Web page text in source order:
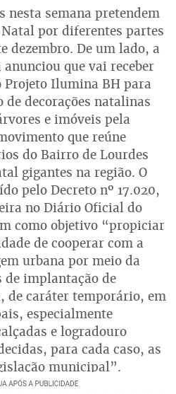
nesta semana pretendem
por diferentes partes
dezembro. De um lado, a
que vai receber
Ilumina BH para
decorações natalinas
e imóveis pela
que reúne
do Bairro de Lourdes
gigantes na região. O
pelo Decreto nº 17.020,
no Diário Oficial do
como objetivo “propiciar
de cooperar com a
urbana por meio da
de implantação de
de caráter temporário, em
especialmente
e logradouro
para cada caso, as
municipal”.